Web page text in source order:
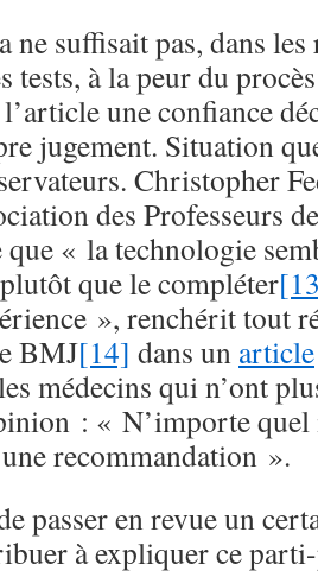
ne suffisait pas, dans les
tests, à la peur du
une confiance
jugement. Situation
Christopher
des Professeurs
que « la technologie
que le compléter
», renchérit tout
BMJ[14] dans un article
médecins qui n’ont
: « N’importe
recommandation ».
passer en revue un
à expliquer ce